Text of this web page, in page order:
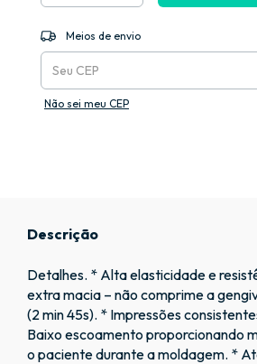
Entregas para o CEP:
Meios de envio
Não sei meu CEP
Descrição
Detalhes. * Alta elasticidade e
extra macia – não comprime a
(2 min 45s). * Impressões
Baixo escoamento proporcionando
o paciente durante a moldagem. *